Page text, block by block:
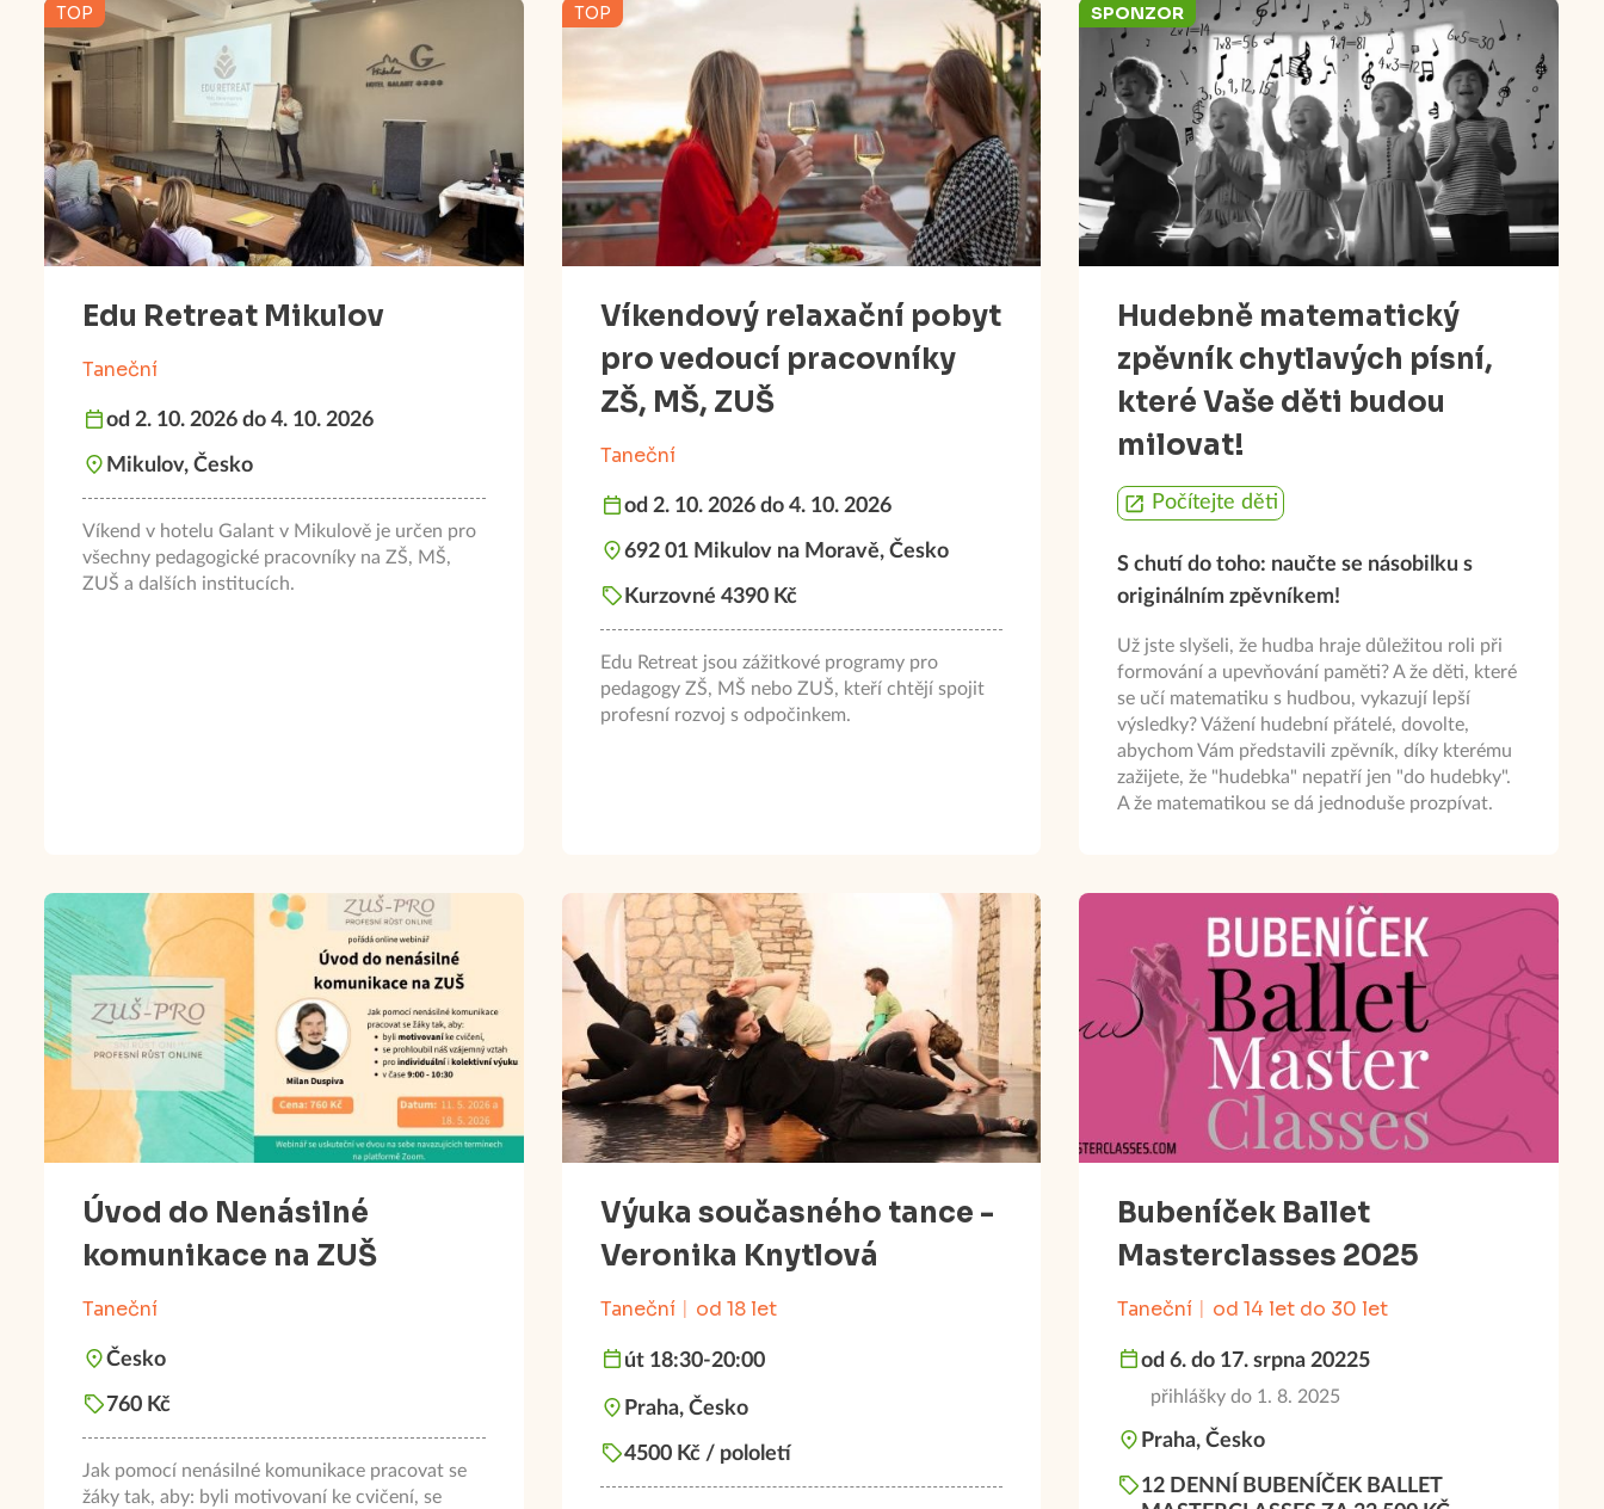
TOP
Edu Retreat Mikulov
Taneční
od 2. 10. 2026 do 4. 10. 2026
Mikulov, Česko
Víkend v hotelu Galant v Mikulově je určen pro
všechny pedagogické pracovníky na ZŠ, MŠ,
ZUŠ a dalších institucích.
TOP
Víkendový relaxační pobyt
pro vedoucí pracovníky
ZŠ, MŠ, ZUŠ
Taneční
od 2. 10. 2026 do 4. 10. 2026
692 01 Mikulov na Moravě, Česko
Kurzovné 4390 Kč
Edu Retreat jsou zážitkové programy pro
pedagogy ZŠ, MŠ nebo ZUŠ, kteří chtějí spojit
profesní rozvoj s odpočinkem.
SPONZOR
Hudebně matematický
zpěvník chytlavých písní,
které Vaše děti budou
milovat!
Počítejte děti
S chutí do toho: naučte se násobilku s
originálním zpěvníkem!
Už jste slyšeli, že hudba hraje důležitou roli při
formování a upevňování paměti? A že děti, které
se učí matematiku s hudbou, vykazují lepší
výsledky? Vážení hudební přátelé, dovolte,
abychom Vám představili zpěvník, díky kterému
zažijete, že "hudebka" nepatří jen "do hudebky".
A že matematikou se dá jednoduše prozpívat.
Úvod do Nenásilné
komunikace na ZUŠ
Taneční
Česko
760 Kč
Jak pomocí nenásilné komunikace pracovat se
žáky tak, aby: byli motivovaní ke cvičení, se
Výuka současného tance -
Veronika Knytlová
Taneční od 18 let
út 18:30-20:00
Praha, Česko
4500 Kč / pololetí
Bubeníček Ballet
Masterclasses 2025
Taneční od 14 let do 30 let
od 6. do 17. srpna 20225
přihlášky do 1. 8. 2025
Praha, Česko
12 DENNÍ BUBENÍČEK BALLET